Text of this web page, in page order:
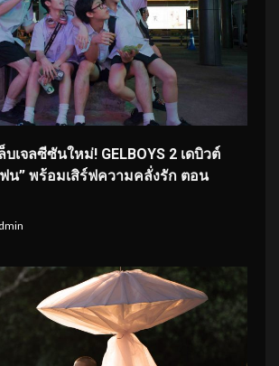
บเจลซีซันใหม่! GELBOYS 2 เดบิวต์
น” พร้อมเสิร์ฟความคลั่งรัก ตอน